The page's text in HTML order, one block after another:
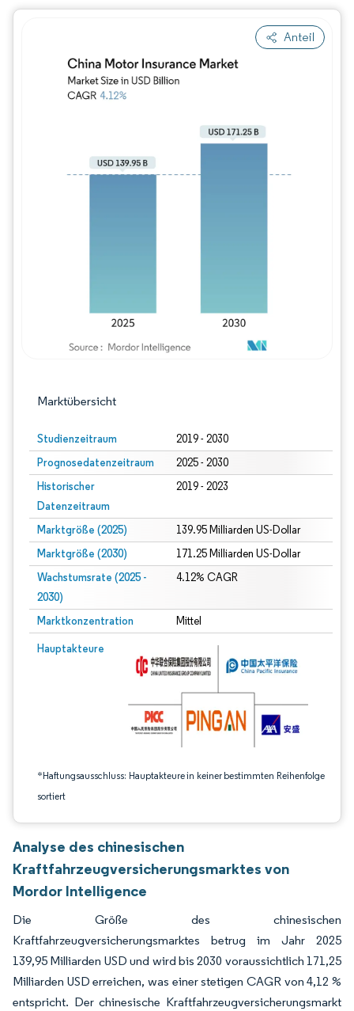
Anteil
Marktübersicht
Studienzeitraum 2019 - 2030
Prognosedatenzeitraum 2025 - 2030
Historischer
Datenzeitraum
2019 - 2023
Marktgröße (2025) 139.95 Milliarden US-Dollar
Marktgröße (2030) 171.25 Milliarden US-Dollar
Wachstumsrate (2025 -
2030)
4.12% CAGR
Marktkonzentration Mittel
Hauptakteure
*Haftungsausschluss: Hauptakteure in keiner bestimmten Reihenfolge
sortiert
Bild © Mordor Intelligence. Wiederverwendung erfordert Namensnennung
Analyse des chinesischen
Kraftfahrzeugversicherungsmarktes von
Mordor Intelligence
Die Größe des chinesischen
Kraftfahrzeugversicherungsmarktes betrug im Jahr 2025
139,95 Milliarden USD und wird bis 2030 voraussichtlich 171,25
Milliarden USD erreichen, was einer stetigen CAGR von 4,12 %
entspricht. Der chinesische Kraftfahrzeugversicherungsmarkt